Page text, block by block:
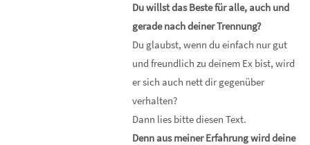
Du willst das Beste für alle, auch und
gerade nach deiner Trennung?
Du glaubst, wenn du einfach nur gut
und freundlich zu deinem Ex bist, wird
er sich auch nett dir gegenüber
verhalten?
Dann lies bitte diesen Text.
Denn aus meiner Erfahrung wird deine